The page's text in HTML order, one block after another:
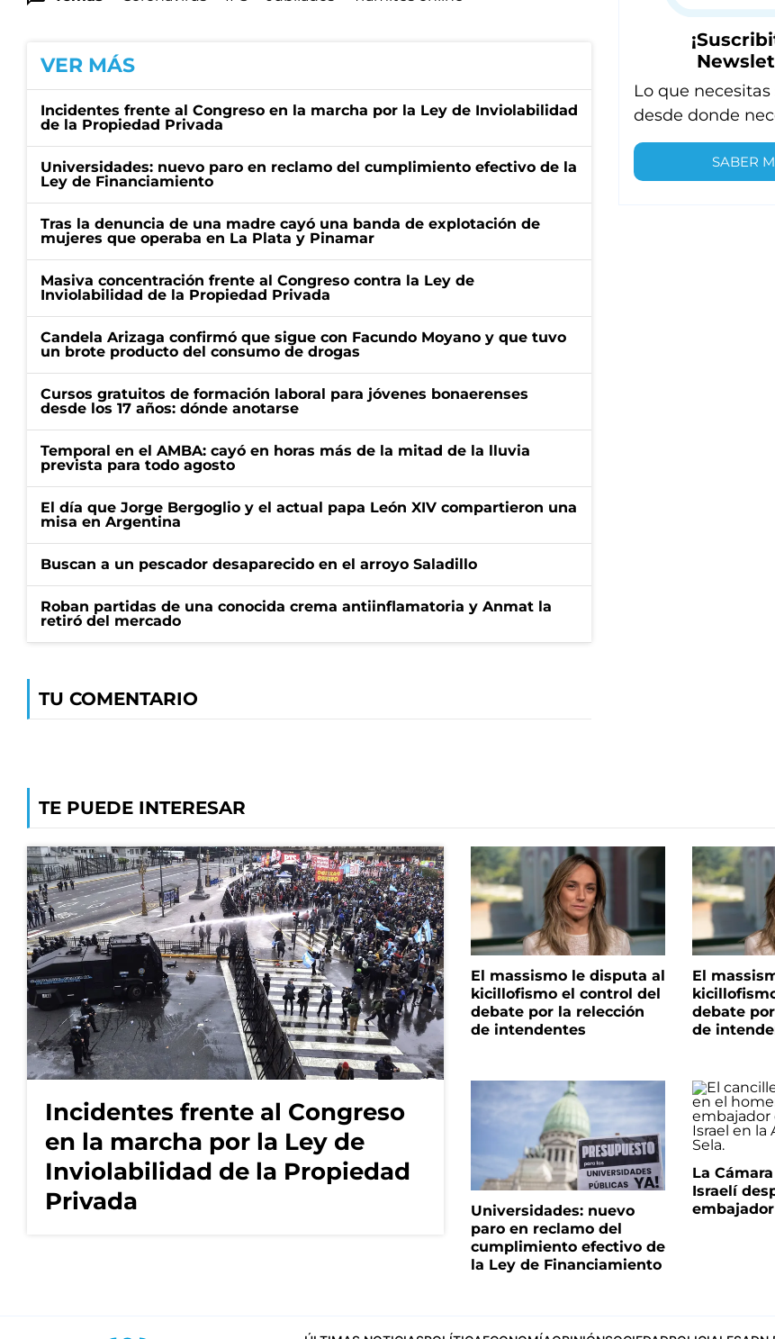
VER MÁS
Incidentes frente al Congreso en la marcha por la Ley de Inviolabilidad
de la Propiedad Privada
Universidades: nuevo paro en reclamo del cumplimiento efectivo de la
Ley de Financiamiento
Tras la denuncia de una madre cayó una banda de explotación de
mujeres que operaba en La Plata y Pinamar
Masiva concentración frente al Congreso contra la Ley de
Inviolabilidad de la Propiedad Privada
Candela Arizaga confirmó que sigue con Facundo Moyano y que tuvo
un brote producto del consumo de drogas
Cursos gratuitos de formación laboral para jóvenes bonaerenses
desde los 17 años: dónde anotarse
Temporal en el AMBA: cayó en horas más de la mitad de la lluvia
prevista para todo agosto
El día que Jorge Bergoglio y el actual papa León XIV compartieron una
misa en Argentina
Buscan a un pescador desaparecido en el arroyo Saladillo
Roban partidas de una conocida crema antiinflamatoria y Anmat la
retiró del mercado
TU COMENTARIO
Lo que necesitas
desde donde
SABER
TE PUEDE INTERESAR
Incidentes frente al Congreso
en la marcha por la Ley de
Inviolabilidad de la Propiedad
Privada
El massismo le disputa al
kicillofismo el control del
debate por la relección
de intendentes
El
debate
de
Universidades: nuevo
paro en reclamo del
cumplimiento efectivo de
la Ley de Financiamiento
La
Israelí